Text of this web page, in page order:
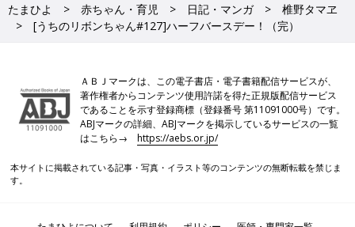
たまひよ 赤ちゃん・育児 日記・マンガ
椎野タマヱ
[うちのリボンちゃん#127]ハーフバースデー！（完）
ＡＢＪマークは、この電子書店・電子書籍配信サービスが、
著作権者からコンテンツ使用許諾を得た正規版配信サービス
であることを示す登録商標（登録番号 第11091000号）です。
ABJマークの詳細、ABJマークを掲示しているサービスの一覧
はこちら→https://aebs.or.jp/
本サイトに掲載されている記事・写真・イラスト等のコンテンツの無断転載を禁じま
す。